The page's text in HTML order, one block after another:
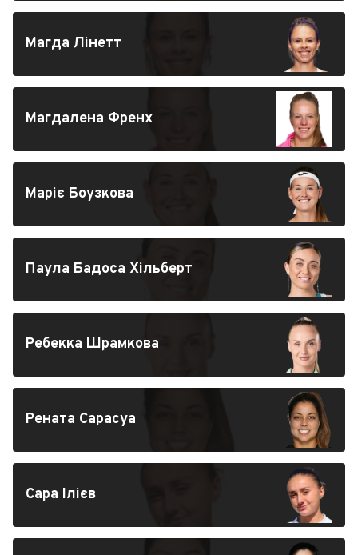
Магда Лінетт
Магдалена Френх
Маріє Боузкова
Паула Бадоса Хільберт
Ребекка Шрамкова
Рената Сарасуа
Сара Ілієв